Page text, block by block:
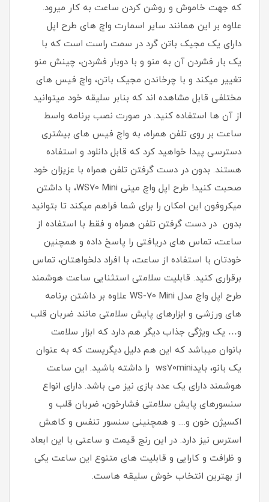
که جهت خاموش و روشن کردن ساعت به کار میرود.
علاوه بر این همانند سایر اسمارت واچ های طرح اپل
دارای یک مجیک باتن گرد در سمت راست است که با
یک بار فشردن آن به منو و با دوبار فشردن، چینش منو
تغییر میکند و با چرخاندن مجیک باتن، واچ فیس های
مختلفی قابل مشاهده اند که بنابر سلیقه خود میتوانید
از آن ها استفاده کنید. در صورت نصب برنامه واسط
ساعت بر روی تلفن همراه، به واچ فیس های بیشتری
دسترسی پیدا خواهید کرد که قابل دانلود و استفاده
هستند. بدون در دست گرفتن تلفن همراه با عزیزان خود
صحبت کنید! طرح اپل واچ مینی WS70 Mini، با داشتن
میکروفون این امکان را برای شما فراهم میکند تا بتوانید
بدون در دست گرفتن تلفن همراه و فقط با استفاده از
ساعت، تماس های دریافتی را پاسخ داده و همچنین
خودتان با استفاده از ساعت، با افراد دلخواهتان، تماس
برقراری کنید. قابلیت سلامتی استثنایی ساعت هوشمند
طرح اپل واچ مدل WS-70 Mini علاوه بر داشتن برنامه
های ورزشی و ابزارهای پایش سلامتی مانند ضربان قلب
و… یک ویژگی جذاب دیگر هم دارد که ابزار سلامت
بانوان میباشد که این هم دلیل دیگریست که به عنوان
یک بانو، بایدws70mini را داشته باشید. این ساعت
هوشمند دارای یک عدد بازی نیز می باشد. دارای انواع
سنسورهای پایش سلامتی فشارخون، ضربان قلب و
اکسیژن خون و.... و همچنینی سنسور تنفس و کاهش
استرس نیز دارد. در این رنج قیمت و ساعتی با این ابعاد
و ظرافت و کارایی و قابلیت های متنوع این ساعت یکی
از بهترین انتخاب خوش سلیقه هاست.